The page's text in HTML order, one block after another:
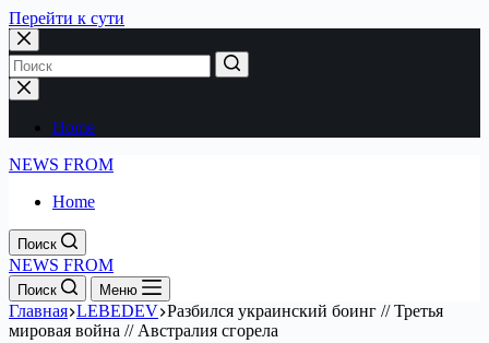
Перейти к сути
Home
NEWS FROM
Home
Поиск
NEWS FROM
Поиск Меню
Главная LEBEDEV Разбился украинский боинг // Третья
мировая война // Австралия сгорела